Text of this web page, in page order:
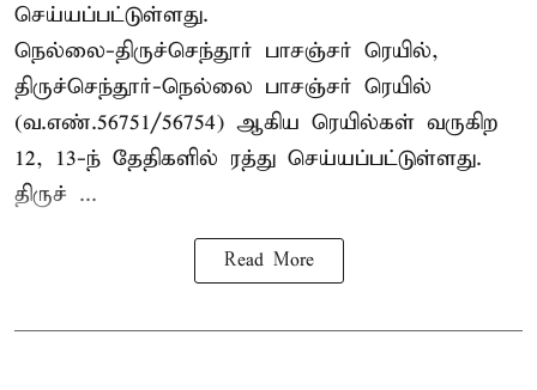
செய்யப்பட்டுள்ளது.
நெல்லை-திருச்செந்தூர் பாசஞ்சர் ரெயில்,
திருச்செந்தூர்-நெல்லை பாசஞ்சர் ரெயில்
(வ.எண்.56751/56754) ஆகிய ரெயில்கள் வருகிற
12, 13-ந் தேதிகளில் ரத்து செய்யப்பட்டுள்ளது.
திருச் ...
Read More